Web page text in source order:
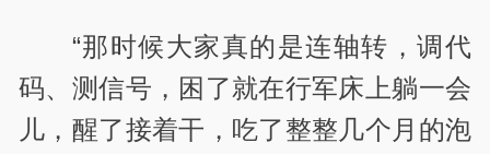
“那时候大家真的是连轴转，调代
码、测信号，困了就在行军床上躺一会
儿，醒了接着干，吃了整整几个月的泡